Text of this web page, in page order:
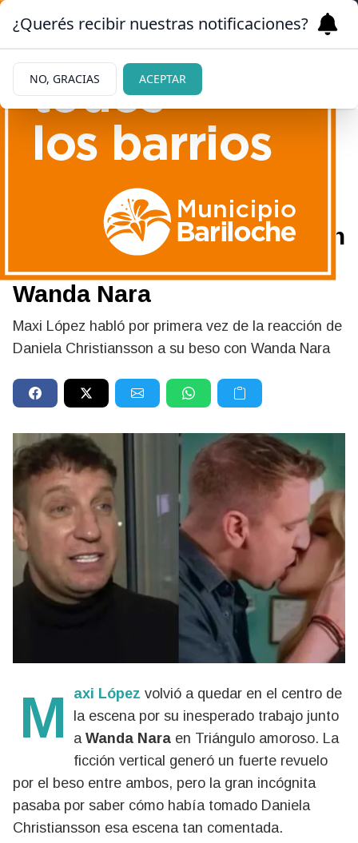
Maxi López confesó cómo le
cayó a Daniela Christiansson
su romántico beso con
Wanda Nara
Maxi López habló por primera vez de la reacción de
Daniela Christiansson a su beso con Wanda Nara
Maxi López volvió a quedar en el centro de
la escena por su inesperado trabajo junto
a Wanda Nara en Triángulo amoroso. La
ficción vertical generó un fuerte revuelo
por el beso entre ambos, pero la gran incógnita
pasaba por saber cómo había tomado Daniela
Christiansson esa escena tan comentada.
¿Querés recibir nuestras notificaciones?
NO, GRACIAS ACEPTAR